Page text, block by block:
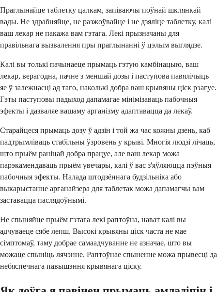
Праглынайце таблетку цалкам, запіваючы поўнай шклянкай
вады. Не здрабняйце, не разжоўвайце і не дзяліце таблетку, калі
ваш лекар не пакажа вам гэтага. Лекі прызначаны для
правільнага вызвалення пры праглынанні ў цэлым выглядзе.
Калі вы толькі пачынаеце прымаць гэтую камбінацыю, ваш
лекар, верагодна, пачне з меншай дозы і паступова павялічыць
яе ў залежнасці ад таго, наколькі добра ваш крывяны ціск рэагуе.
Гэты паступовы падыход дапамагае мінімізаваць пабочныя
эфекты і дазваляе вашаму арганізму адаптавацца да лекаў.
Старайцеся прымаць дозу ў адзін і той жа час кожны дзень, каб
падтрымліваць стабільны ўзровень у крыві. Многія людзі лічаць,
што прыём раніцай добра працуе, але ваш лекар можа
парэкамендаваць прыём увечары, калі ў вас з'яўляюцца пэўныя
пабочныя эфекты. Налада штодзённага будзільніка або
выкарыстанне арганайзера для таблетак можа дапамагчы вам
заставацца паслядоўнымі.
Не спыняйце прыём гэтага лекі раптоўна, нават калі вы
адчуваеце сябе лепш. Высокі крывяны ціск часта не мае
сімптомаў, таму добрае самаадчуванне не азначае, што вы
можаце спыніць лячэнне. Раптоўнае спыненне можа прывесці да
небяспечнага павышэння крывянага ціску.